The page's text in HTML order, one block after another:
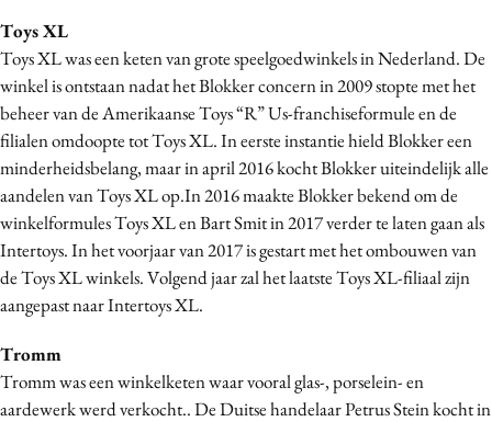
Toys XL
Toys XL was een keten van grote speelgoedwinkels in Nederland. De
winkel is ontstaan nadat het Blokker concern in 2009 stopte met het
beheer van de Amerikaanse Toys “R” Us-franchiseformule en de
filialen omdoopte tot Toys XL. In eerste instantie hield Blokker een
minderheidsbelang, maar in april 2016 kocht Blokker uiteindelijk alle
aandelen van Toys XL op.In 2016 maakte Blokker bekend om de
winkelformules Toys XL en Bart Smit in 2017 verder te laten gaan als
Intertoys. In het voorjaar van 2017 is gestart met het ombouwen van
de Toys XL winkels. Volgend jaar zal het laatste Toys XL-filiaal zijn
aangepast naar Intertoys XL.
Tromm
Tromm was een winkelketen waar vooral glas-, porselein- en
aardewerk werd verkocht.. De Duitse handelaar Petrus Stein kocht in